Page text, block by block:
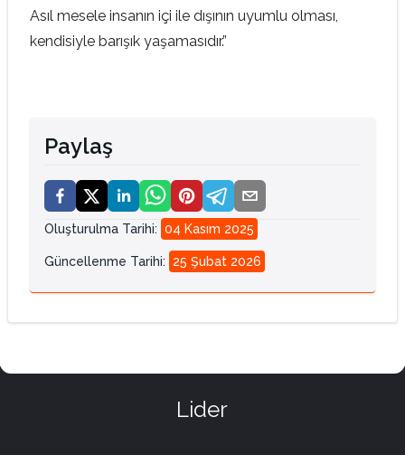
Asıl mesele insanın içi ile dışının uyumlu olması,
kendisiyle barışık yaşamasıdır.”
Paylaş
Oluşturulma Tarihi: 04 Kasım 2025
Güncellenme Tarihi: 25 Şubat 2026
Lider